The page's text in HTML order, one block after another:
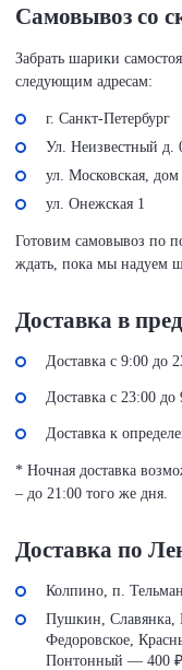
Самовывоз со
Забрать шарики
следующим адресам:
г. Санкт-Петербург
Ул. Неизвестный д.
ул. Московская, дом
ул. Онежская 1
Готовим самовывоз по
ждать, пока мы надуем
Доставка в
Доставка с 9:00 до
Доставка с 23:00 до
Доставка к
* Ночная доставка
– до 21:00 того же дня.
Доставка по
Колпино, п.
Пушкин, Славянка,
Федоровское,
Понтонный — 400 ₽